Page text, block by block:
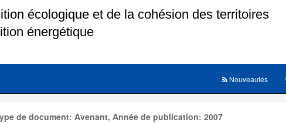
Nouveautés
de document: Avenant, Année de publication: 2007